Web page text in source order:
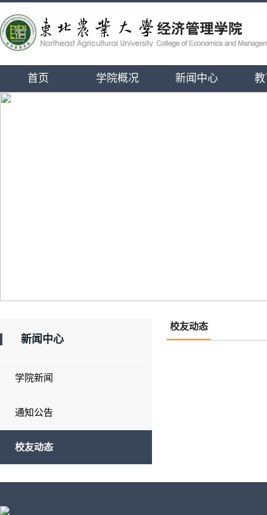
首页 学院概况 新闻中心
新闻中心
学院新闻
通知公告
校友动态
校友动态